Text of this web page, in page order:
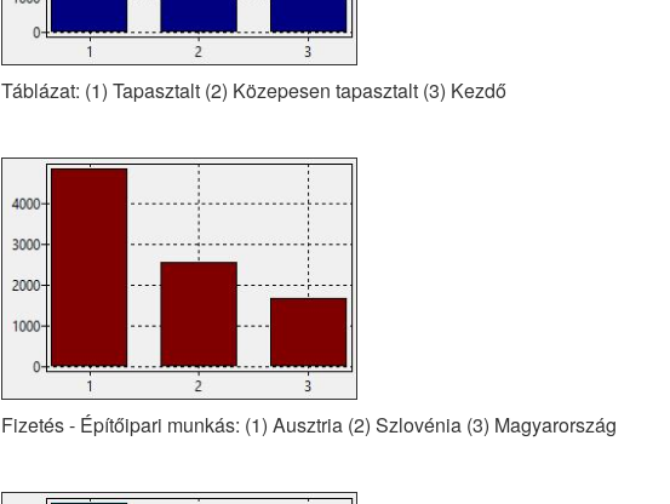
Táblázat: (1) Tapasztalt (2) Közepesen tapasztalt (3) Kezdő
Fizetés - Építőipari munkás: (1) Ausztria (2) Szlovénia (3) Magyarország